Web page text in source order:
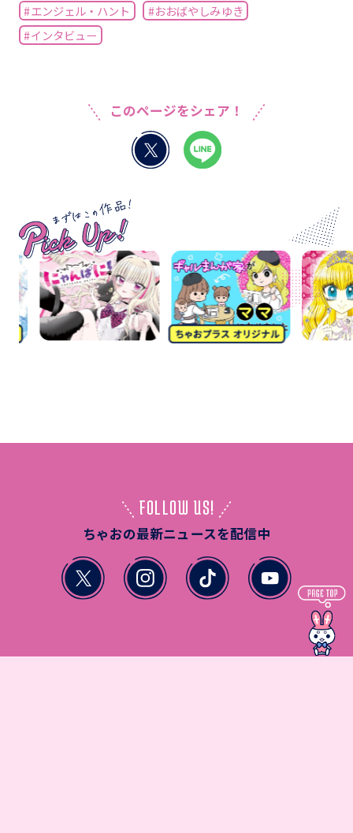
#エンジェル・ハント
#おおばやしみゆき
#インタビュー
このページをシェア！
FOLLOW US!
ちゃおの最新ニュースを配信中